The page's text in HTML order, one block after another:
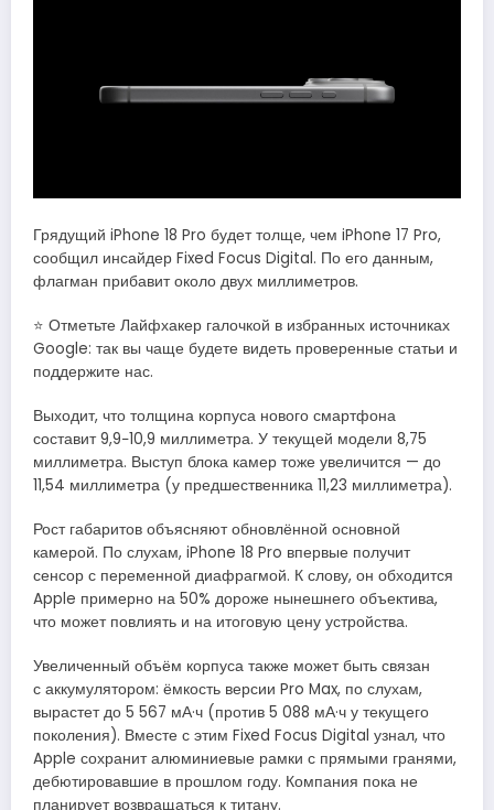
Грядущий iPhone 18 Pro будет толще, чем iPhone 17 Pro,
сообщил инсайдер Fixed Focus Digital. По его данным,
флагман прибавит около двух миллиметров.
⭐ Отметьте Лайфхакер галочкой в избранных источниках
Google: так вы чаще будете видеть проверенные статьи и
поддержите нас.
Выходит, что толщина корпуса нового смартфона
составит 9,9−10,9 миллиметра. У текущей модели 8,75
миллиметра. Выступ блока камер тоже увеличится — до
11,54 миллиметра (у предшественника 11,23 миллиметра).
Рост габаритов объясняют обновлённой основной
камерой. По слухам, iPhone 18 Pro впервые получит
сенсор с переменной диафрагмой. К слову, он обходится
Apple примерно на 50% дороже нынешнего объектива,
что может повлиять и на итоговую цену устройства.
Увеличенный объём корпуса также может быть связан
с аккумулятором: ёмкость версии Pro Max, по слухам,
вырастет до 5 567 мА·ч (против 5 088 мА·ч у текущего
поколения). Вместе с этим Fixed Focus Digital узнал, что
Apple сохранит алюминиевые рамки с прямыми гранями,
дебютировавшие в прошлом году. Компания пока не
планирует возвращаться к титану.